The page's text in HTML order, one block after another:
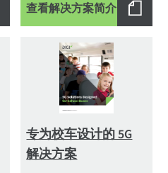
查看解决方案简介
专为校车设计的 5G
解决方案